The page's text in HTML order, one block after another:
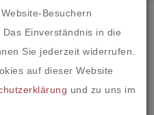
and Flare
Besuchern
Einverständnis in die
Sie jederzeit widerrufen.
auf dieser Website
und zu uns im